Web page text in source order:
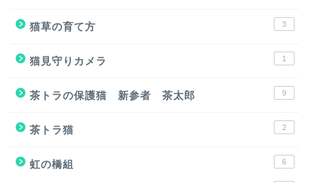
猫草の育て方 3
猫見守りカメラ 1
茶トラの保護猫 新参者 茶太郎 9
茶トラ猫 2
虹の橋組 6